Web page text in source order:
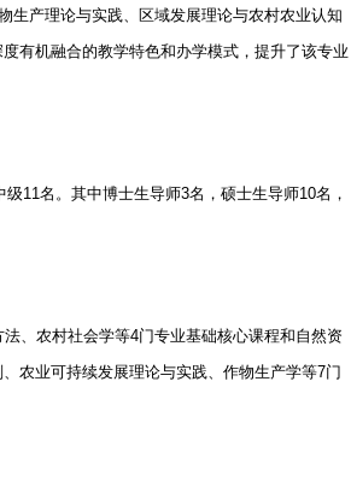
生产理论与实践、区域发展理论与农村农业认知
有机融合的教学特色和办学模式，提升了该专业
级11名。其中博士生导师3名，硕士生导师10名，
、农村社会学等4门专业基础核心课程和自然资
农业可持续发展理论与实践、作物生产学等7门